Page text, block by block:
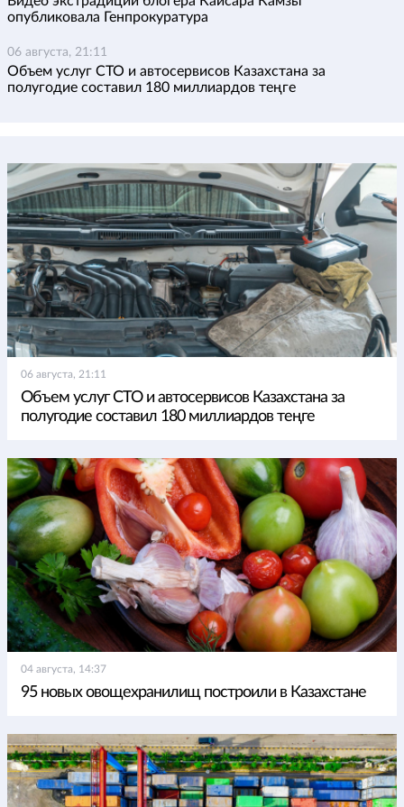
опубликовала Генпрокуратура
06 августа, 21:11
Объем услуг СТО и автосервисов Казахстана за
полугодие составил 180 миллиардов теңге
06 августа, 21:11
Объем услуг СТО и автосервисов Казахстана за
полугодие составил 180 миллиардов теңге
04 августа, 14:37
95 новых овощехранилищ построили в Казахстане